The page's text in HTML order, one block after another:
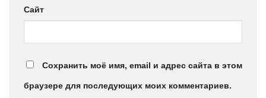
Сайт
Сохранить моё имя, email и адрес сайта в этом
браузере для последующих моих комментариев.